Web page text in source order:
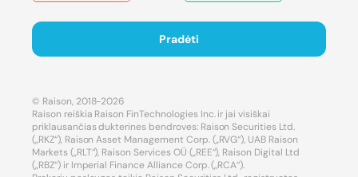
Pradėti
© Raison, 2018-2026
Raison reiškia Raison FinTechnologies Inc. ir jai visiškai
priklausančias dukterines bendroves: Raison Securities Ltd.
(„RKZ“), Raison Asset Management Corp. („RVG“), UAB Raison
Markets („RLT“), Raison Services OÜ („REE“), Raison Digital Ltd
(„RBZ“) ir Imperial Finance Alliance Corp. („RCA“).